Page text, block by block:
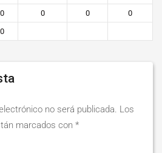
0 0 0
0
0
no será publicada. Los
marcados con *